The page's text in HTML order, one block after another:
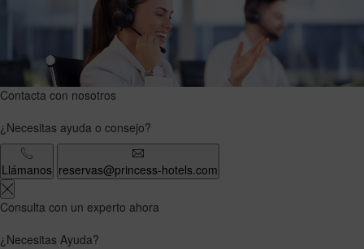
Contacta con nosotros
¿Necesitas ayuda o consejo?
Llámanos reservas@princess-hotels.com
Consulta con un experto ahora
¿Necesitas Ayuda?